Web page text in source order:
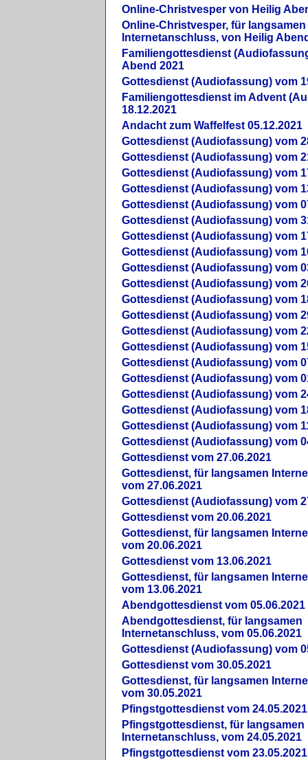
Online-Christvesper von Heilig
Online-Christvesper, für langsamen
Internetanschluss, von Heilig
Familiengottesdienst
Abend 2021
Gottesdienst (Audiofassung) vom
Familiengottesdienst im Advent
18.12.2021
Andacht zum Waffelfest 05.12.2021
Gottesdienst (Audiofassung) vom
Gottesdienst (Audiofassung) vom
Gottesdienst (Audiofassung) vom
Gottesdienst (Audiofassung) vom
Gottesdienst (Audiofassung) vom
Gottesdienst (Audiofassung) vom
Gottesdienst (Audiofassung) vom
Gottesdienst (Audiofassung) vom
Gottesdienst (Audiofassung) vom
Gottesdienst (Audiofassung) vom
Gottesdienst (Audiofassung) vom
Gottesdienst (Audiofassung) vom
Gottesdienst (Audiofassung) vom
Gottesdienst (Audiofassung) vom
Gottesdienst (Audiofassung) vom
Gottesdienst (Audiofassung) vom
Gottesdienst (Audiofassung) vom
Gottesdienst (Audiofassung) vom
Gottesdienst (Audiofassung) vom
Gottesdienst (Audiofassung) vom
Gottesdienst vom 27.06.2021
Gottesdienst, für langsamen
vom 27.06.2021
Gottesdienst (Audiofassung) vom
Gottesdienst vom 20.06.2021
Gottesdienst, für langsamen
vom 20.06.2021
Gottesdienst vom 13.06.2021
Gottesdienst, für langsamen
vom 13.06.2021
Abendgottesdienst vom 05.06.2021
Abendgottesdienst, für langsamen
Internetanschluss, vom 05.06.2021
Gottesdienst (Audiofassung) vom
Gottesdienst vom 30.05.2021
Gottesdienst, für langsamen
vom 30.05.2021
Pfingstgottesdienst vom 24.05.2021
Pfingstgottesdienst, für langsamen
Internetanschluss, vom 24.05.2021
Pfingstgottesdienst vom 23.05.2021